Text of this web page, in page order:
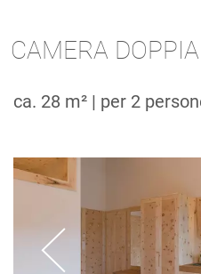
CAMERA
ca. 28 m² | per 2